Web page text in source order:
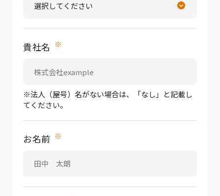
貴社名 ※
※法人（屋号）名がない場合は、「なし」と記載し
てください。
お名前 ※